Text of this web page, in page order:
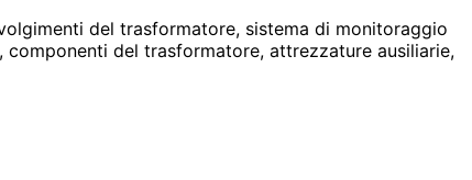
del trasformatore, sistema di monitoraggio
del trasformatore, attrezzature ausiliarie,